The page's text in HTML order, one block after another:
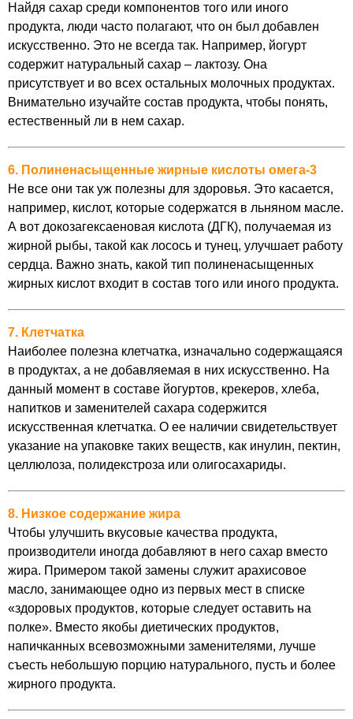
Найдя сахар среди компонентов того или иного
продукта, люди часто полагают, что он был добавлен
искусственно. Это не всегда так. Например, йогурт
содержит натуральный сахар – лактозу. Она
присутствует и во всех остальных молочных продуктах.
Внимательно изучайте состав продукта, чтобы понять,
естественный ли в нем сахар.
6. Полиненасыщенные жирные кислоты омега-3
Не все они так уж полезны для здоровья. Это касается,
например, кислот, которые содержатся в льняном масле.
А вот докозагексаеновая кислота (ДГК), получаемая из
жирной рыбы, такой как лосось и тунец, улучшает работу
сердца. Важно знать, какой тип полиненасыщенных
жирных кислот входит в состав того или иного продукта.
7. Клетчатка
Наиболее полезна клетчатка, изначально содержащаяся
в продуктах, а не добавляемая в них искусственно. На
данный момент в составе йогуртов, крекеров, хлеба,
напитков и заменителей сахара содержится
искусственная клетчатка. О ее наличии свидетельствует
указание на упаковке таких веществ, как инулин, пектин,
целлюлоза, полидекстроза или олигосахариды.
8. Низкое содержание жира
Чтобы улучшить вкусовые качества продукта,
производители иногда добавляют в него сахар вместо
жира. Примером такой замены служит арахисовое
масло, занимающее одно из первых мест в списке
«здоровых продуктов, которые следует оставить на
полке». Вместо якобы диетических продуктов,
напичканных всевозможными заменителями, лучше
съесть небольшую порцию натурального, пусть и более
жирного продукта.